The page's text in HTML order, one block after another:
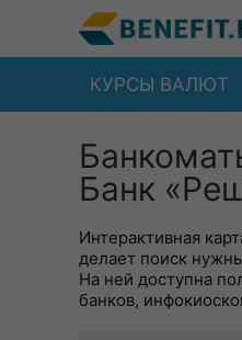
КУРСЫ ВАЛЮТ
Банк
Интерактивная
делает поиск
На ней доступна
банков,